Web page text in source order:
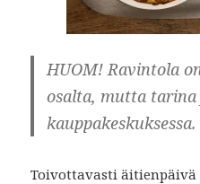
HUOM! Ravintola
osalta, mutta
kauppakeskuksessa.
Toivottavasti äitienpäivä